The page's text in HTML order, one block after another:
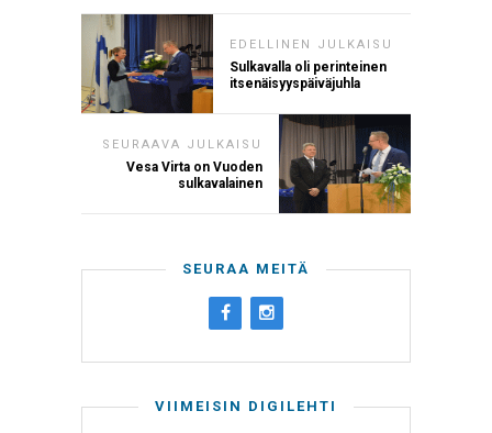
EDELLINEN JULKAISU
Sulkavalla oli perinteinen
itsenäisyyspäiväjuhla
SEURAAVA JULKAISU
Vesa Virta on Vuoden
sulkavalainen
SEURAA MEITÄ
VIIMEISIN DIGILEHTI